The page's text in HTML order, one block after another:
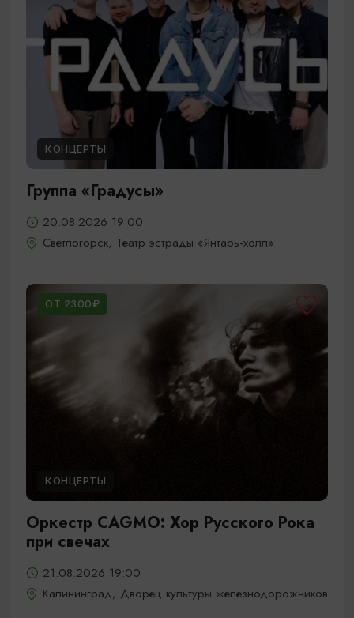
КОНЦЕРТЫ
Группа «Градусы»
20.08.2026 19:00
Светлогорск, Театр эстрады «Янтарь-холл»
ОТ 2300₽
КОНЦЕРТЫ
Оркестр CAGMO: Хор Русского Рока
при свечах
21.08.2026 19:00
Калининград, Дворец культуры железнодорожников